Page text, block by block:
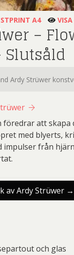
A4 VISA
–
Slutsåld
Ardy Strüwer
föredrar att skapa
med blyerts,
impulser från
av Ardy Strüwer →
och glas